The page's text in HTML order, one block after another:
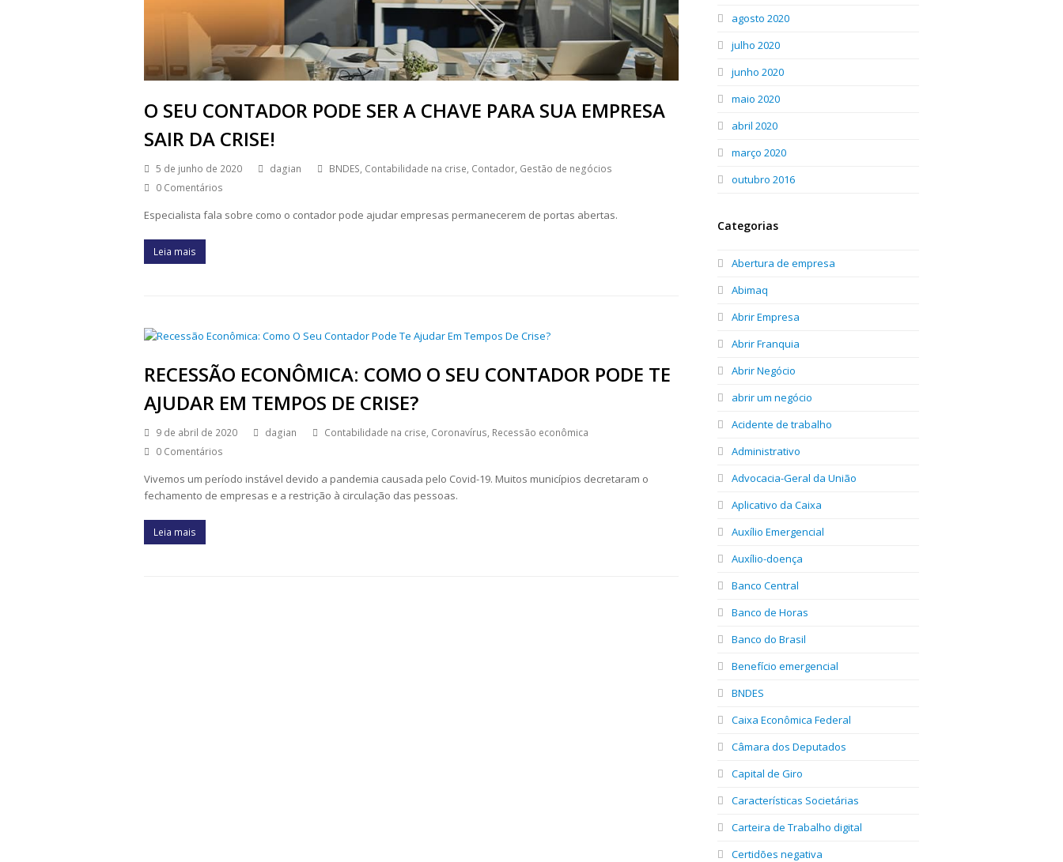
O SEU CONTADOR PODE SER A CHAVE PARA SUA EMPRESA
SAIR DA CRISE!
5 de junho de 2020 dagian BNDES, Contabilidade na crise, Contador, Gestão de negócios
0 Comentários
Especialista fala sobre como o contador pode ajudar empresas permanecerem de portas abertas.
Leia mais
RECESSÃO ECONÔMICA: COMO O SEU CONTADOR PODE TE
AJUDAR EM TEMPOS DE CRISE?
9 de abril de 2020 dagian Contabilidade na crise, Coronavírus, Recessão econômica
0 Comentários
Vivemos um período instável devido a pandemia causada pelo Covid-19. Muitos municípios decretaram o
fechamento de empresas e a restrição à circulação das pessoas.
Leia mais
agosto 2020
julho 2020
junho 2020
maio 2020
abril 2020
março 2020
outubro 2016
Categorias
Abertura de empresa
Abimaq
Abrir Empresa
Abrir Franquia
Abrir Negócio
abrir um negócio
Acidente de trabalho
Administrativo
Advocacia-Geral da União
Aplicativo da Caixa
Auxílio Emergencial
Auxílio-doença
Banco Central
Banco de Horas
Banco do Brasil
Benefício emergencial
BNDES
Caixa Econômica Federal
Câmara dos Deputados
Capital de Giro
Características Societárias
Carteira de Trabalho digital
Certidões negativa